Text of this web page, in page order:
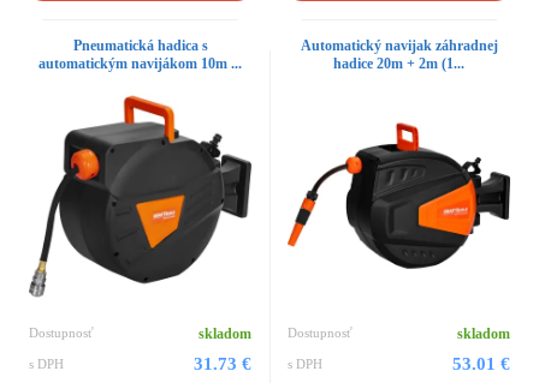
Pneumatická hadica s
automatickým navijákom 10m ...
Dostupnosť skladom
s DPH 31.73 €
Automatický navijak záhradnej
hadice 20m + 2m (1...
Dostupnosť skladom
s DPH 53.01 €